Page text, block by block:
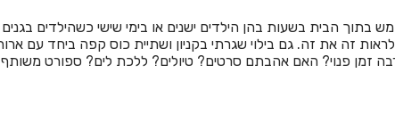
בתוך הבית בשעות בהן הילדים ישנים או בימי שישי כשהילדים
לראות זה את זה. גם בילוי שגרתי בקניון ושתיית כוס קפה ביחד
זמן פנוי? האם אהבתם סרטים? טיולים? ללכת לים? ספורט